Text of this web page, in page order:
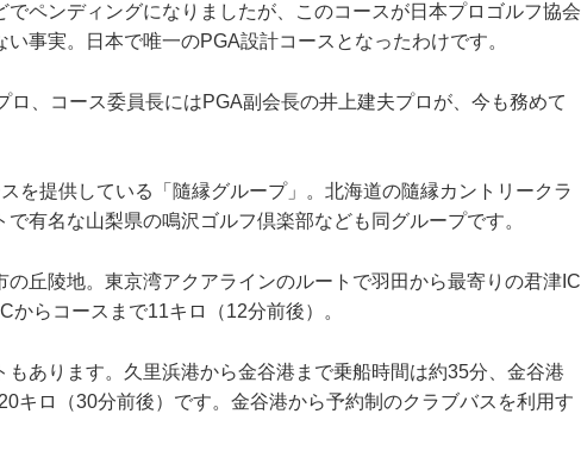
ペンディングになりましたが、このコースが日本プロゴルフ協会
事実。日本で唯一のPGA設計コースとなったわけです。
ロ、コース委員長にはPGA副会長の井上建夫プロが、今も務めて
を提供している「隨縁グループ」。北海道の隨縁カントリークラ
有名な山梨県の鳴沢ゴルフ倶楽部なども同グループです。
の丘陵地。東京湾アクアラインのルートで羽田から最寄りの君津IC
からコースまで11キロ（12分前後）。
あります。久里浜港から金谷港まで乗船時間は約35分、金谷港
キロ（30分前後）です。金谷港から予約制のクラブバスを利用す